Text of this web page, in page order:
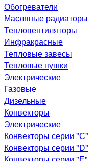
Обогреватели
Масляные радиаторы
Тепловентиляторы
Инфракрасные
Тепловые завесы
Тепловые пушки
Электрические
Газовые
Дизельные
Конвекторы
Электрические
Конвекторы серии "С"
Конвекторы серии "D"